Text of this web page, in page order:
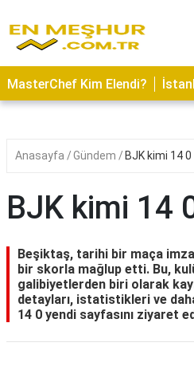
ASTROLOJİ
SAĞLIK
YERLER
NEDİR
KAMP
ALANLARI
MasterChef Kim Elendi?
Anasayfa Gündem BJK kimi 14
BJK kimi 14
Beşiktaş, tarihi bir maça
bir skorla mağlup etti. Bu,
galibiyetlerden biri olarak
detayları, istatistikleri ve
14 0 yendi sayfasını ziyaret